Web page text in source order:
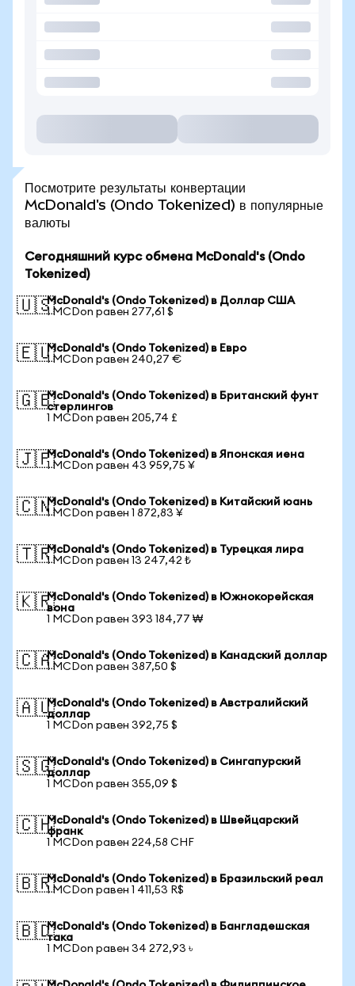
Посмотрите результаты конвертации
McDonald's (Ondo Tokenized) в популярные
валюты
Сегодняшний курс обмена McDonald's (Ondo
Tokenized)
🇺🇸McDonald's (Ondo Tokenized) в Доллар США
1 MCDon равен 277,61 $
🇪🇺McDonald's (Ondo Tokenized) в Евро
1 MCDon равен 240,27 €
🇬🇧McDonald's (Ondo Tokenized) в Британский фунт
стерлингов
1 MCDon равен 205,74 £
🇯🇵McDonald's (Ondo Tokenized) в Японская иена
1 MCDon равен 43 959,75 ¥
🇨🇳McDonald's (Ondo Tokenized) в Китайский юань
1 MCDon равен 1 872,83 ¥
🇹🇷McDonald's (Ondo Tokenized) в Турецкая лира
1 MCDon равен 13 247,42 ₺
🇰🇷McDonald's (Ondo Tokenized) в Южнокорейская
вона
1 MCDon равен 393 184,77 ₩
🇨🇦McDonald's (Ondo Tokenized) в Канадский доллар
1 MCDon равен 387,50 $
🇦🇺McDonald's (Ondo Tokenized) в Австралийский
доллар
1 MCDon равен 392,75 $
🇸🇬McDonald's (Ondo Tokenized) в Сингапурский
доллар
1 MCDon равен 355,09 $
🇨🇭McDonald's (Ondo Tokenized) в Швейцарский
франк
1 MCDon равен 224,58 CHF
🇧🇷McDonald's (Ondo Tokenized) в Бразильский реал
1 MCDon равен 1 411,53 R$
🇧🇩McDonald's (Ondo Tokenized) в Бангладешская
така
1 MCDon равен 34 272,93 ৳